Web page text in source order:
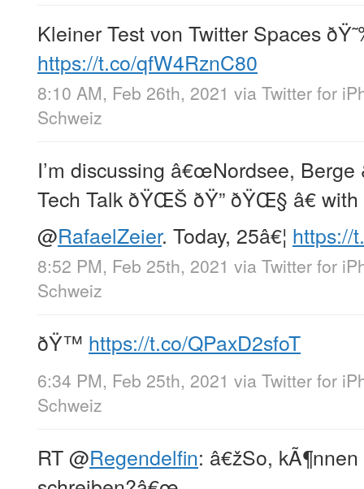
Kleiner Test von Twitter Spaces
https://t.co/qfW4RznC80
8:10 AM, Feb 26th, 2021 via Twitter for
Schweiz
I’m discussing â€œNordsee,
Tech Talk ðŸŒŠ ðŸ” ðŸŒ§ â€ with
@RafaelZeier. Today, 25â€¦ https://
8:52 PM, Feb 25th, 2021 via Twitter for
Schweiz
ðŸ™ https://t.co/QPaxD2sfoT
6:34 PM, Feb 25th, 2021 via Twitter for
Schweiz
RT@Regendelfin: â€žSo,